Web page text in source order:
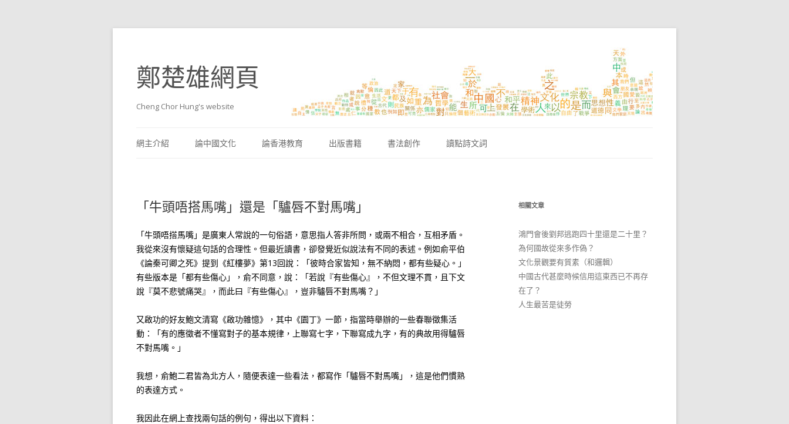
鄭楚雄網頁
Cheng Chor Hung's website
網主介紹
論中國文化 論香港教育 出版書籍 書法創作 讀點詩文詞
「牛頭唔搭馬嘴」還是「驢唇不對馬嘴」
「牛頭唔搭馬嘴」是廣東人常說的一句俗語，意思指人答非所問，或兩不相合，互相矛盾。
我從來沒有懷疑這句話的合理性。但最近讀書，卻發覺近似說法有不同的表述。例如俞平伯
《論秦可卿之死》提到《紅樓夢》第13回說：「彼時合家皆知，無不納悶，都有些疑心。」
有些版本是「都有些傷心」，俞不同意，說：「若說『有些傷心』，不但文理不貫，且下文
說『莫不悲號痛哭』，而此曰『有些傷心』，豈非驢唇不對馬嘴？」
又啟功的好友鮑文清寫《啟功雜憶》，其中《園丁》一節，指當時舉辦的一些春聯徵集活
動：「有的應徵者不懂寫對子的基本規律，上聯寫七字，下聯寫成九字，有的典故用得驢唇
不對馬嘴。」
我想，俞鮑二君皆為北方人，隨便表達一些看法，都寫作「驢唇不對馬嘴」，這是他們慣熟
的表達方式。
我因此在網上查找兩句話的例句，得出以下資料：
相關文章
鴻門會後劉邦逃跑四十里還是二十里？
為何國故從來多作偽？
文化景觀要有質素（和邏輯）
中國古代甚麼時候信用這東西已不再存
在了？
人生最苦是徒勞